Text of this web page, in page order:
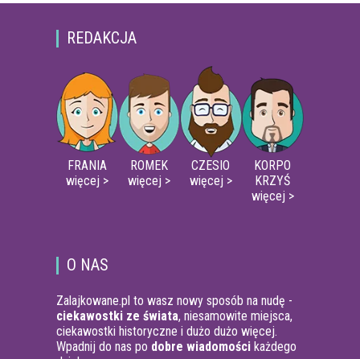
REDAKCJA
FRANIA
więcej >
ROMEK
więcej >
CZESIO
więcej >
KORPO
KRZYŚ
więcej >
O NAS
Zalajkowane.pl to wasz nowy sposób na nudę -
ciekawostki ze świata, niesamowite miejsca,
ciekawostki historyczne i dużo dużo więcej.
Wpadnij do nas po dobre wiadomości każdego